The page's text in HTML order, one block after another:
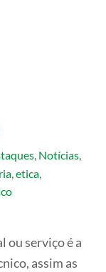
, Notícias,
,etica,
ou serviço é a
assim as